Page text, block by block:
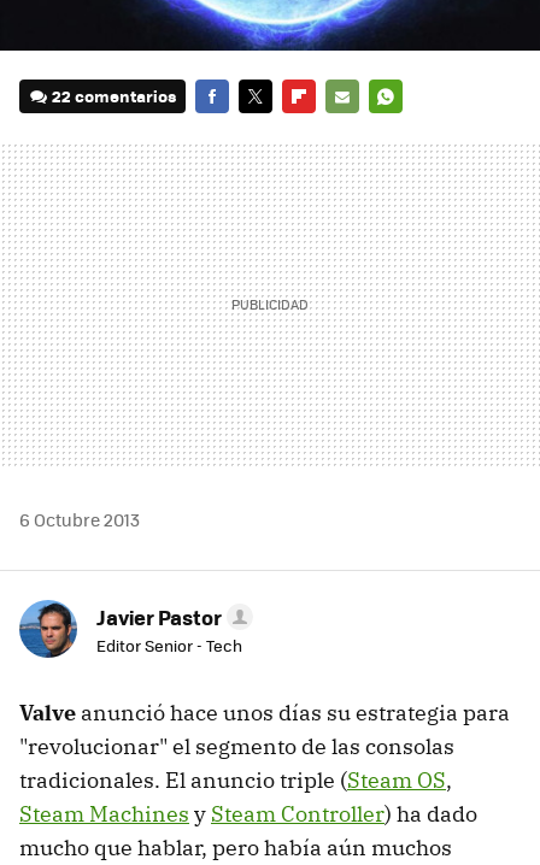
22 comentarios
MAIL
6 Octubre 2013
Javier Pastor
Editor Senior - Tech
Valve anunció hace unos días su estrategia para
"revolucionar" el segmento de las consolas
tradicionales. El anuncio triple (Steam OS,
Steam Machines y Steam Controller) ha dado
mucho que hablar, pero había aún muchos